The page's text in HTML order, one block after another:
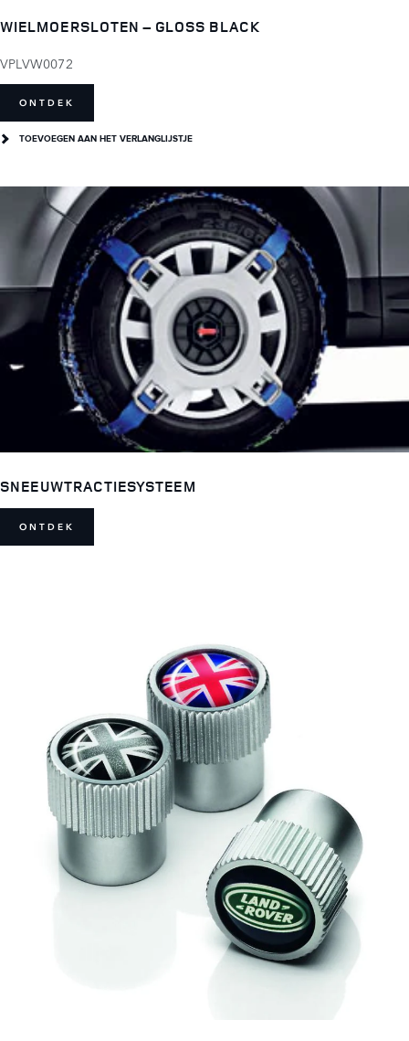
WIELMOERSLOTEN – GLOSS BLACK
VPLVW0072
ONTDEK
TOEVOEGEN AAN HET VERLANGLIJSTJE
SNEEUWTRACTIESYSTEEM
ONTDEK